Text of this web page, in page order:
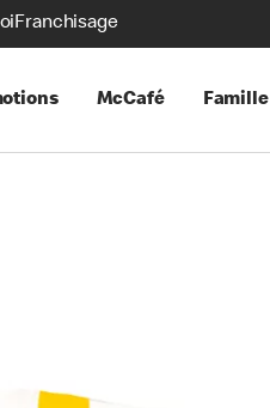
Franchisage
McCafé Famille